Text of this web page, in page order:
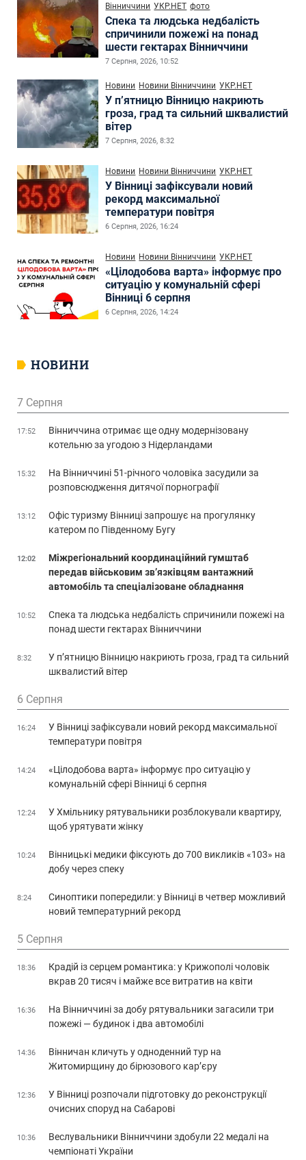
Вінниччини УКР.НЕТ фото
Спека та людська недбалість
спричинили пожежі на понад
шести гектарах Вінниччини
7 Серпня, 2026, 10:52
Новини Новини Вінниччини УКР.НЕТ
У п’ятницю Вінницю накриють
гроза, град та сильний шквалистий
вітер
7 Серпня, 2026, 8:32
Новини Новини Вінниччини УКР.НЕТ
У Вінниці зафіксували новий
рекорд максимальної
температури повітря
6 Серпня, 2026, 16:24
Новини Новини Вінниччини УКР.НЕТ
«Цілодобова варта» інформує про
ситуацію у комунальній сфері
Вінниці 6 серпня
6 Серпня, 2026, 14:24
НОВИНИ
7 Серпня
17:52
Вінниччина отримає ще одну модернізовану
котельню за угодою з Нідерландами
15:32
На Вінниччині 51-річного чоловіка засудили за
розповсюдження дитячої порнографії
13:12
Офіс туризму Вінниці запрошує на прогулянку
катером по Південному Бугу
12:02
Міжрегіональний координаційний гумштаб
передав військовим зв’язківцям вантажний
автомобіль та спеціалізоване обладнання
10:52
Спека та людська недбалість спричинили пожежі на
понад шести гектарах Вінниччини
8:32
У п’ятницю Вінницю накриють гроза, град та сильний
шквалистий вітер
6 Серпня
16:24
У Вінниці зафіксували новий рекорд максимальної
температури повітря
14:24
«Цілодобова варта» інформує про ситуацію у
комунальній сфері Вінниці 6 серпня
12:24
У Хмільнику рятувальники розблокували квартиру,
щоб урятувати жінку
10:24
Вінницькі медики фіксують до 700 викликів «103» на
добу через спеку
8:24
Синоптики попередили: у Вінниці в четвер можливий
новий температурний рекорд
5 Серпня
18:36
Крадій із серцем романтика: у Крижополі чоловік
вкрав 20 тисяч і майже все витратив на квіти
16:36
На Вінниччині за добу рятувальники загасили три
пожежі — будинок і два автомобілі
14:36
Вінничан кличуть у одноденний тур на
Житомирщину до бірюзового кар’єру
12:36
У Вінниці розпочали підготовку до реконструкції
очисних споруд на Сабарові
10:36
Веслувальники Вінниччини здобули 22 медалі на
чемпіонаті України